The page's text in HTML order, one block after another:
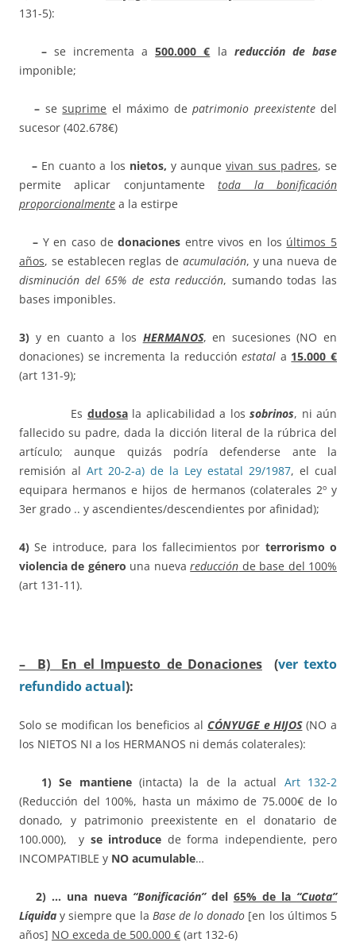
131-5):
– se incrementa a500.000 € la reducción de base
imponible;
– sesuprime el máximo depatrimonio preexistentedel
sucesor (402.678€)
– En cuanto a los nietos, y aunquevivan sus padres, se
permite aplicar conjuntamentetoda la bonificación
proporcionalmente a la estirpe
– Y en caso dedonaciones entre vivos en los últimos 5
años, se establecen reglas de acumulación, y una nueva de
disminución del 65% de esta reducción, sumando todas las
bases imponibles.
3) y en cuanto a los HERMANOS, en sucesiones (NO en
donaciones) se incrementa la reducciónestatal a 15.000 €
(art 131-9);
Es dudosala aplicabilidad a lossobrinos, ni aún
fallecido su padre, dada la dicción literal de la rúbrica del
artículo; aunque quizás podría defenderse ante la
remisión al Art 20-2-a) de la Ley estatal 29/1987, el cual
equipara hermanos e hijos de hermanos (colaterales 2º y
3er grado .. y ascendientes/descendientes por afinidad);
4) Se introduce, para los fallecimientos por terrorismo o
violencia de género una nuevareducción de base del 100%
(art 131-11).
– B) En el Impuesto de Donaciones(ver texto
refundido actual):
Solo se modifican los beneficios al CÓNYUGE e HIJOS(NO a
los NIETOS NI a los HERMANOS ni demás colaterales):
1)Se mantiene(intacta) la de la actual Art 132-2
(Reducción del 100%, hasta un máximo de 75.000€ de lo
donado, y patrimonio preexistente en el donatario de
100.000), y se introduce de forma independiente, pero
INCOMPATIBLE y NO acumulable…
2) … una nueva “Bonificación”del 65% de la “Cuota”
Líquiday siempre que la Basede lo donado [en los últimos 5
años] NO exceda de 500.000 € (art 132-6)